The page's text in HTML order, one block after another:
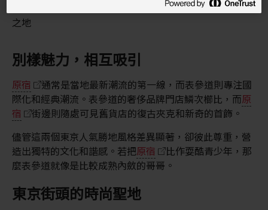
原宿站旁的神宮橋是角色扮演愛好者和搖滾舞者的聚集
之地
別樣魅力，相互吸引
原宿
通常是當地最新潮流的第一線，而表參道則專注國
際化和經典潮流。表參道的奢侈品牌門店鱗次櫛比，而原
宿
街邊則隨處可見舊貨店的復古夾克和新奇的首飾。
儘管這兩個東京人氣勝地風格差異顯著，卻彼此尊重，營
造出獨特的文化和諧感。若把原宿
比作耍酷青少年，那
麼表參道就像是比較成熟內斂的哥哥。
東京街頭的時尚聖地